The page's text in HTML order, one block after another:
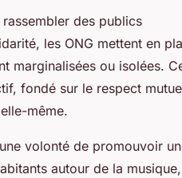
des publics
les ONG mettent en
marginalisées ou isolées.
fondé sur le respect
même.
volonté de promouvoir
autour de la musique,